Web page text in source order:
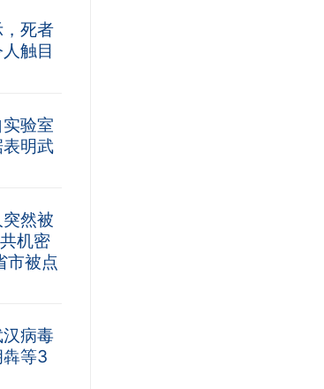
死者
触目
验室
明武
然被
机密
市被点
病毒
等3